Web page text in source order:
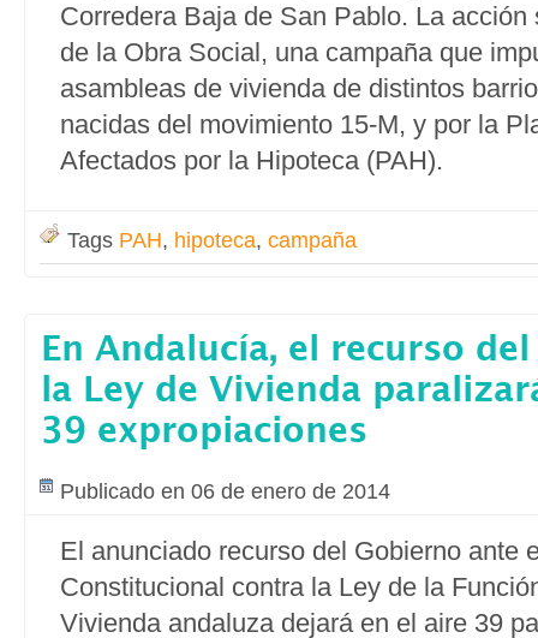
Corredera Baja de San Pablo. La acción
de la Obra Social, una campaña que
asambleas de vivienda de distintos
nacidas del movimiento 15-M, y por la
Afectados por la Hipoteca (PAH).
Tags PAH, hipoteca, campaña
En Andalucía, el recurso
la Ley de Vivienda
39 expropiaciones
Publicado en 06 de enero de 2014
El anunciado recurso del Gobierno ante
Constitucional contra la Ley de la
Vivienda andaluza dejará en el aire 39